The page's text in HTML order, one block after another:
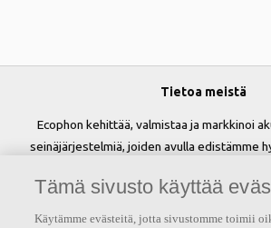
Tietoa meistä
Ecophon kehittää, valmistaa ja markkinoi
seinäjärjestelmiä, joiden avulla edistämme
Lupauksemme 'A sound effect on people'
tekemisellemme.
Tämä sivusto käyttää
Käytämme evästeitä, jotta sivustomme toimii